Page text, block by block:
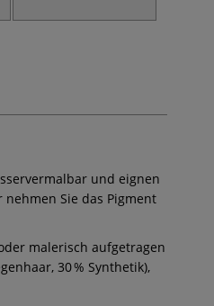
und eignen
Sie das Pigment
malerisch aufgetragen
30 % Synthetik),